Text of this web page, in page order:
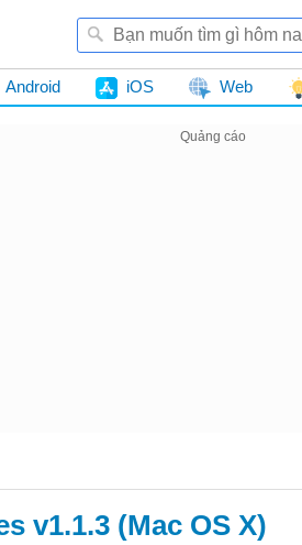
Android iOS Web
v1.1.3 (Mac OS X)